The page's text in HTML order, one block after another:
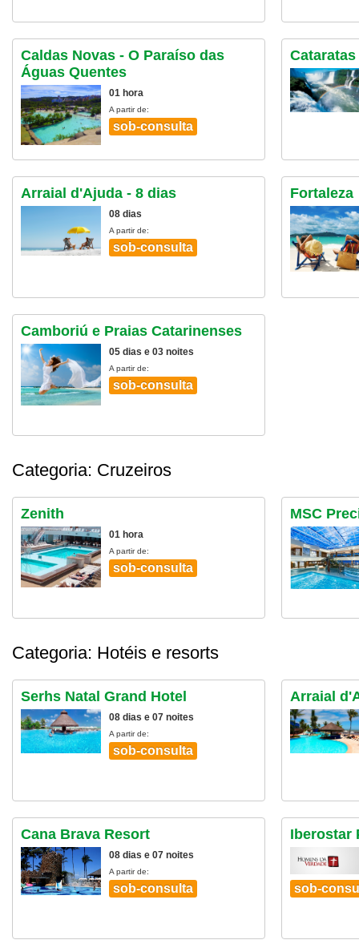
Caldas Novas - O Paraíso das
Águas Quentes
01 hora
A partir de:
sob-consulta
Arraial d'Ajuda - 8 dias
08 dias
A partir de:
sob-consulta
Fortaleza
Camboriú e Praias Catarinenses
05 dias e 03 noites
A partir de:
sob-consulta
Categoria: Cruzeiros
Zenith
01 hora
A partir de:
sob-consulta
MSC
Categoria: Hotéis e resorts
Serhs Natal Grand Hotel
08 dias e 07 noites
A partir de:
sob-consulta
Arraial
Cana Brava Resort
08 dias e 07 noites
A partir de:
sob-consulta
Iberostar
sob-